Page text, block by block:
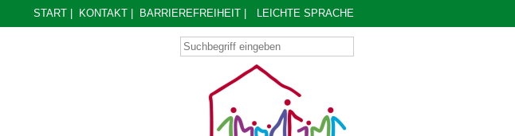
START KONTAKT BARRIEREFREIHEIT LEICHTE SPRACHE